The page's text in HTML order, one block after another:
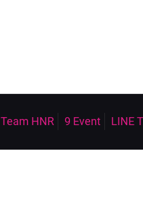
Team HNR 9 Event LINE